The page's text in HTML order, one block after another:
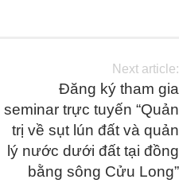
Next article:
Đăng ký tham gia
seminar trực tuyến “Quản
trị về sụt lún đất và quản
lý nước dưới đất tại đồng
bằng sông Cửu Long”